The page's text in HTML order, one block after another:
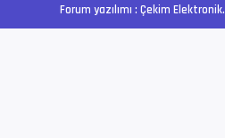
Forum yazılımı :Çekim Elektronik.